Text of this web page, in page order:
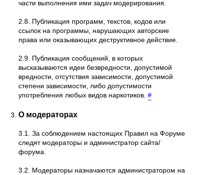
части выполнения ими задач модерирования.
2.8. Публикация программ, текстов, кодов или
ссылок на программы, нарушающих авторские
права или оказывающих деструктивное действие.
2.9. Публикация сообщений, в которых
высказываются идеи безвредности, допустимой
вредности, отсутствия зависимости, допустимой
степени зависимости, либо допустимости
употребления любых видов наркотиков.#
О модераторах
3.1. За соблюдением настоящих Правил на Форуме
следят модераторы и администратор сайта/
форума.
3.2. Модераторы назначаются администратором на